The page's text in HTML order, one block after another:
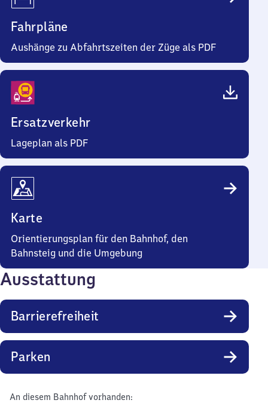
Fahrpläne
Aushänge zu Abfahrtszeiten der Züge als PDF
Ersatzverkehr
Lageplan als PDF
Karte
Orientierungsplan für den Bahnhof, den
Bahnsteig und die Umgebung
Ausstattung
Barrierefreiheit
Parken
An diesem Bahnhof vorhanden: